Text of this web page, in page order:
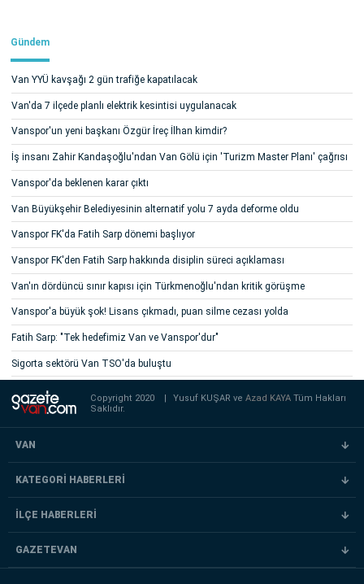
Gündem
Van YYÜ kavşağı 2 gün trafiğe kapatılacak
Van'da 7 ilçede planlı elektrik kesintisi uygulanacak
Vanspor'un yeni başkanı Özgür İreç İlhan kimdir?
İş insanı Zahir Kandaşoğlu'ndan Van Gölü için 'Turizm Master Planı' çağrısı
Vanspor'da beklenen karar çıktı
Van Büyükşehir Belediyesinin alternatif yolu 7 ayda deforme oldu
Vanspor FK'da Fatih Sarp dönemi başlıyor
Vanspor FK'den Fatih Sarp hakkında disiplin süreci açıklaması
Van'ın dördüncü sınır kapısı için Türkmenoğlu'ndan kritik görüşme
Vanspor'a büyük şok! Lisans çıkmadı, puan silme cezası yolda
Fatih Sarp: "Tek hedefimiz Van ve Vanspor'dur"
Sigorta sektörü Van TSO'da buluştu
Copyright 2020 Yusuf KUŞAR veAzad KAYATüm Hakları
Saklıdır.
VAN
KATEGORİ HABERLERİ
İLÇE HABERLERİ
GAZETEVAN